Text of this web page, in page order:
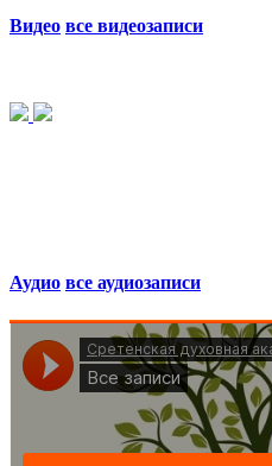
Видео все видеозаписи
Аудио все аудиозаписи